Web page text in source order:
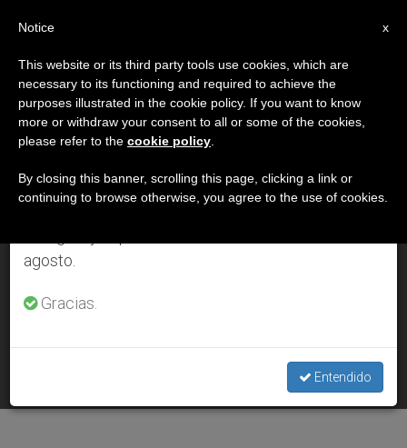
DÍA
Julio 4th, 2021
ÚLTIMAS NOTICIAS
Chile: todas las parroquias en oración ante el inicio de los
JUL 04, 2021 18:12
×
Aviso importante
Del 27 de julio al 7 de agosto haremos la pausa
anual, aprovechando que en el periodo de verano
se generan menos informaciones y también el
agosto.
Gracias.
Entendido
x
Notice
This website or its third party tools use cookies, which are
necessary to its functioning and required to achieve the
purposes illustrated in the cookie policy. If you want to know
more or withdraw your consent to all or some of the cookies,
please refer to the cookie policy
By closing this banner, scrolling this page, clicking a link or
continuing to browse otherwise, you agree to the use of cookies.